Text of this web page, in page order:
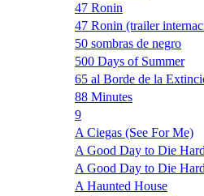
47 Ronin
47 Ronin (trailer
50 sombras de negro
500 Days of Summer
65 al Borde de la
88 Minutes
9
A Ciegas (See For Me)
A Good Day to Die
A Good Day to Die
A Haunted House